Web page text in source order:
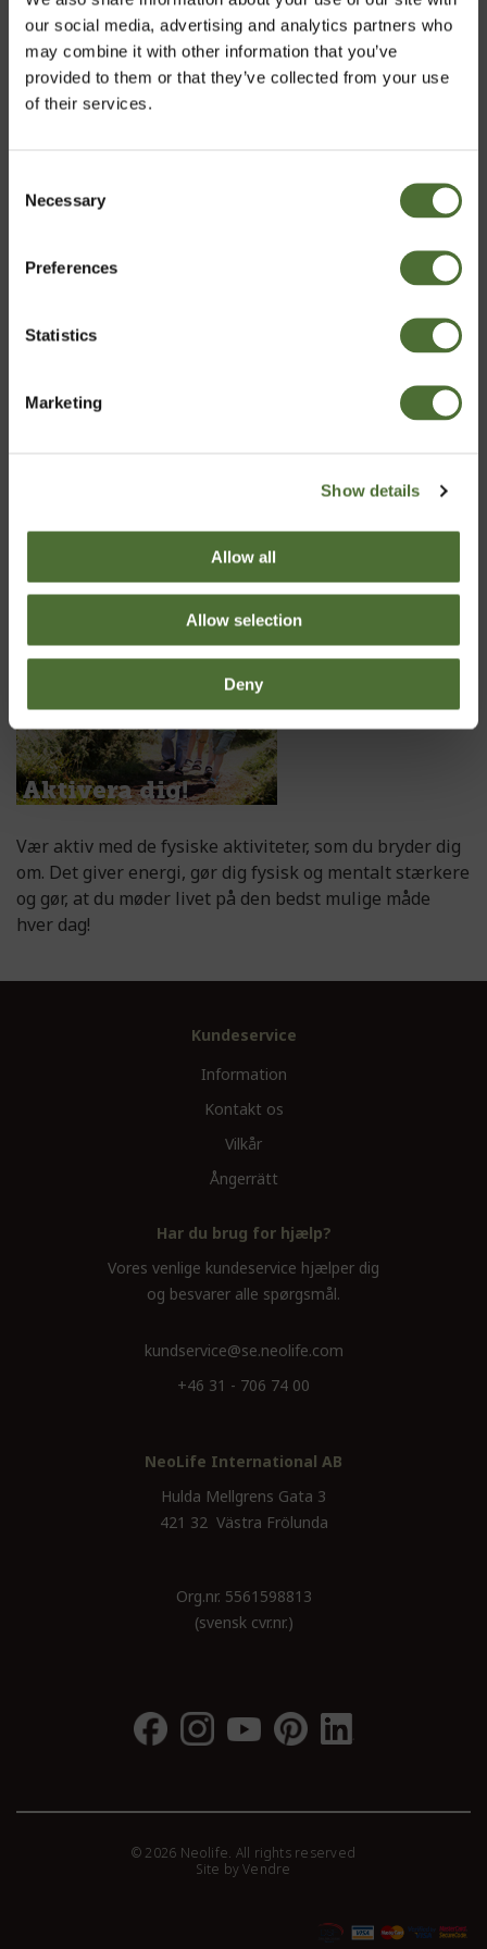
our social media, advertising and analytics partners who
may combine it with other information that you’ve
provided to them or that they’ve collected from your use
of their services.
Selection
Necessary
Preferences
Statistics
Marketing
Show details
Allow all
Allow selection
Deny
- Soja
- Kasein
- Valle (rig på den forgrenede aminosyre leucin)
Rig proteinkilde med 18 g pr. portion. Patenteret
proteinblanding.
Glykæmisk responskontrol.
Det viser sig, at det populære udtryk "morgenmaden er
dagens vigtigste måltid", ikke er en myte. Så spis et
godt måltid mad. Hele din dag afhænger af det.
Vær aktiv med de fysiske aktiviteter, som du bryder dig
om. Det giver energi, gør dig fysisk og mentalt stærkere
og gør, at du møder livet på den bedst mulige måde
hver dag!
Kundeservice
Information
Kontakt os
Vilkår
Ångerrätt
Har du brug for hjælp?
Vores venlige kundeservice hjælper dig
og besvarer alle spørgsmål.
kundservice@se.neolife.com
+46 31 - 706 74 00
NeoLife International AB
Hulda Mellgrens Gata 3
421 32 Västra Frölunda
Org.nr. 5561598813
(svensk cvr.nr.)
© 2026 Neolife. All rights reserved
Site byVendre